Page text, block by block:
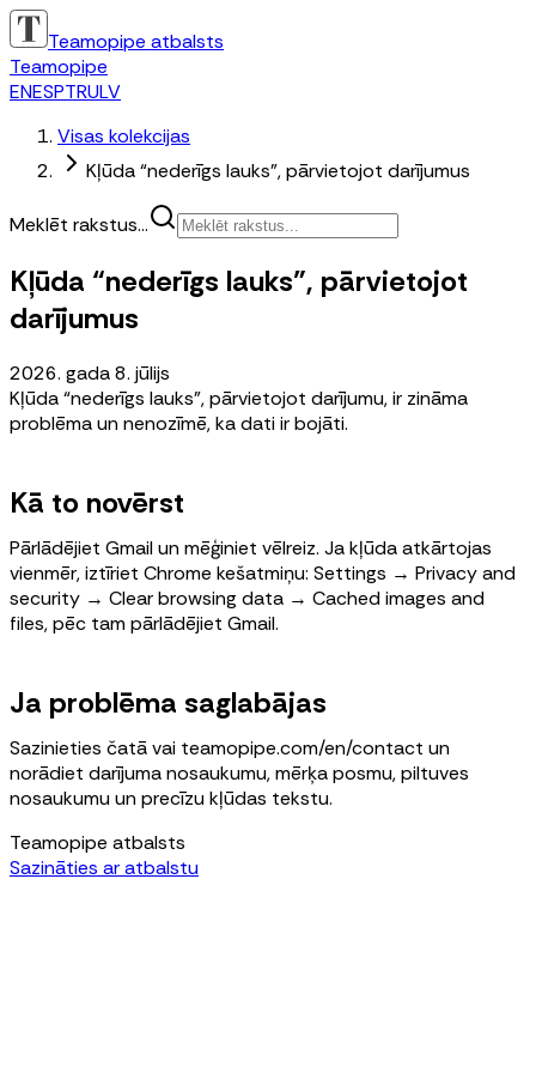
Teamopipe atbalsts
Teamopipe
ENESPTRULV
Visas kolekcijas
Kļūda “nederīgs lauks”, pārvietojot darījumus
Meklēt rakstus...
Kļūda “nederīgs lauks”, pārvietojot
darījumus
2026. gada 8. jūlijs
Kļūda “nederīgs lauks”, pārvietojot darījumu, ir zināma
problēma un nenozīmē, ka dati ir bojāti.
Kā to novērst
Pārlādējiet Gmail un mēģiniet vēlreiz. Ja kļūda atkārtojas
vienmēr, iztīriet Chrome kešatmiņu: Settings → Privacy and
security → Clear browsing data → Cached images and
files, pēc tam pārlādējiet Gmail.
Ja problēma saglabājas
Sazinieties čatā vai teamopipe.com/en/contact un
norādiet darījuma nosaukumu, mērķa posmu, piltuves
nosaukumu un precīzu kļūdas tekstu.
Teamopipe atbalsts
Sazināties ar atbalstu